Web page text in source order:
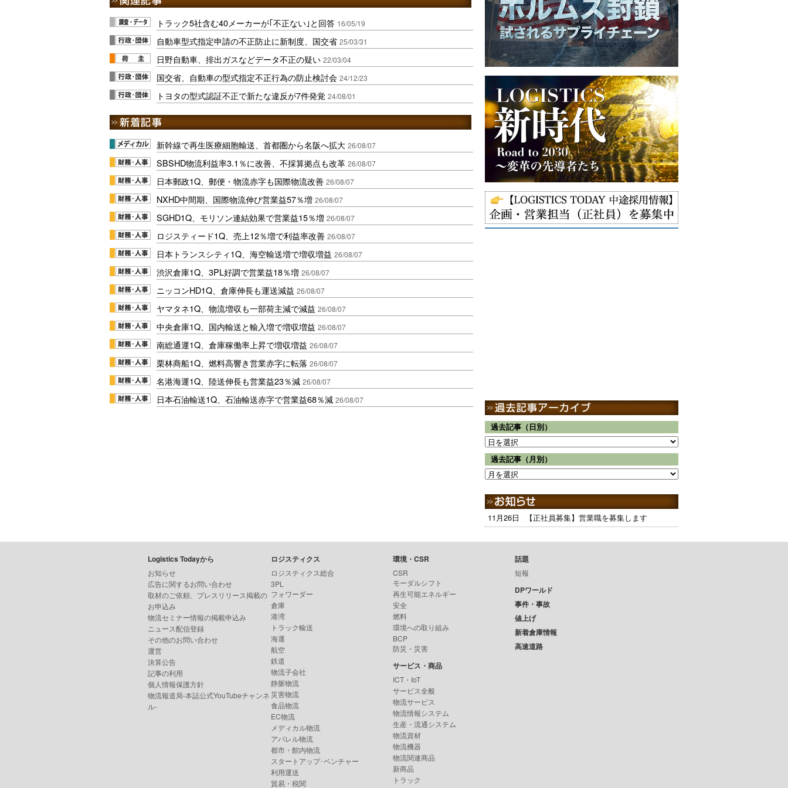
トラック5社含む40メーカーが｢不正ない｣と回答 16/05/19
自動車型式指定申請の不正防止に新制度、国交省 25/03/31
日野自動車、排出ガスなどデータ不正の疑い 22/03/04
国交省、自動車の型式指定不正行為の防止検討会 24/12/23
トヨタの型式認証不正で新たな違反が7件発覚 24/08/01
新幹線で再生医療細胞輸送、首都圏から名阪へ拡大 26/08/07
SBSHD物流利益率3.1％に改善、不採算拠点も改革 26/08/07
日本郵政1Q、郵便・物流赤字も国際物流改善 26/08/07
NXHD中間期、国際物流伸び営業益57％増 26/08/07
SGHD1Q、モリソン連結効果で営業益15％増 26/08/07
ロジスティード1Q、売上12％増で利益率改善 26/08/07
日本トランスシティ1Q、海空輸送増で増収増益 26/08/07
渋沢倉庫1Q、3PL好調で営業益18％増 26/08/07
ニッコンHD1Q、倉庫伸長も運送減益 26/08/07
ヤマタネ1Q、物流増収も一部荷主減で減益 26/08/07
中央倉庫1Q、国内輸送と輸入増で増収増益 26/08/07
南総通運1Q、倉庫稼働率上昇で増収増益 26/08/07
栗林商船1Q、燃料高響き営業赤字に転落 26/08/07
名港海運1Q、陸送伸長も営業益23％減 26/08/07
日本石油輸送1Q、石油輸送赤字で営業益68％減 26/08/07
過去記事（日別）
過去記事（月別）
11月26日 【正社員募集】営業職を募集します
Logistics Todayから
お知らせ
広告に関するお問い合わせ
取材のご依頼、プレスリリース掲載の
お申込み
物流セミナー情報の掲載申込み
ニュース配信登録
その他のお問い合わせ
運営
決算公告
記事の利用
個人情報保護方針
物流報道局-本誌公式YouTubeチャンネ
ル-
ロジスティクス
ロジスティクス総合
3PL
フォワーダー
倉庫
港湾
トラック輸送
海運
航空
鉄道
物流子会社
静脈物流
災害物流
食品物流
EC物流
メディカル物流
アパレル物流
都市・館内物流
スタートアップ･ベンチャー
利用運送
貿易・税関
環境・CSR
CSR
モーダルシフト
再生可能エネルギー
安全
燃料
環境への取り組み
BCP
防災・災害
サービス・商品
ICT・IoT
サービス全般
物流サービス
物流情報システム
生産・流通システム
物流資材
物流機器
物流関連商品
新商品
トラック
話題
短報
DPワールド
事件・事故
値上げ
新着倉庫情報
高速道路